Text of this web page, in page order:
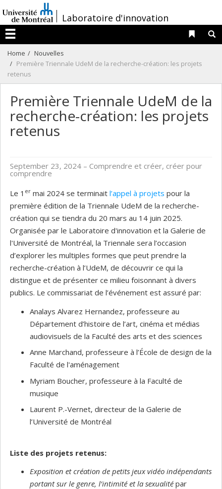
au
contenu
/Laboratoire d'innovation
Menu
Liens
Home
Nouvelles
Première Triennale UdeM de la recherche-création: les projets
retenus
Première Triennale UdeM de la
recherche-création: les projets
retenus
September 23, 2024 – Comprendre et créer, créer pour
comprendre
Le 1 er mai 2024 se terminait l’appel à projets pour la
première édition de la Triennale UdeM de la recherche-
création qui se tiendra du 20 mars au 14 juin 2025.
Organisée par le Laboratoire d'innovation et la Galerie de
l'Université de Montréal, la Triennale sera l’occasion
d’explorer les multiples formes que peut prendre la
recherche-création à l’UdeM, de découvrir ce qui la
distingue et de présenter ce milieu foisonnant à divers
publics. Le commissariat de l’événement est assuré par:
Analays Alvarez Hernandez, professeure au
Département d’histoire de l’art, cinéma et médias
audiovisuels de la Faculté des arts et des sciences
Anne Marchand, professeure à l’École de design de la
Faculté de l'aménagement
Myriam Boucher, professeure à la Faculté de
musique
Laurent P.-Vernet, directeur de la Galerie de
l’Université de Montréal
Liste des projets retenus:
Exposition et création de petits jeux vidéo indépendants
portant sur le genre, l’intimité et la sexualité par